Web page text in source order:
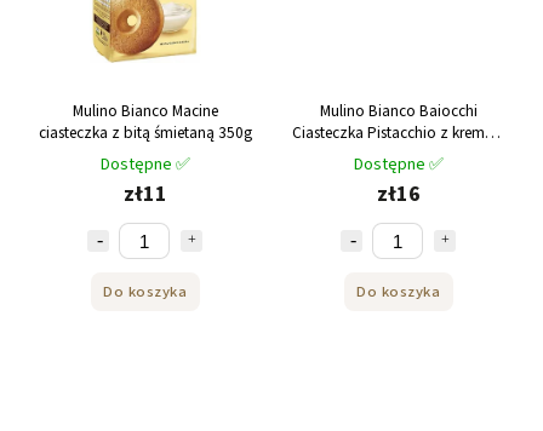
Mulino Bianco Macine
ciasteczka z bitą śmietaną 350g
Dostępne ✅
zł11
Do koszyka
Mulino Bianco Baiocchi
Ciasteczka Pistacchio z kremem
pistacjowym 168g
Dostępne ✅
zł16
Do koszyka